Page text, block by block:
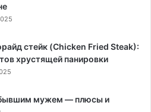
стейк (Chicken Fried Steak):
хрустящей панировки
мужем — плюсы и